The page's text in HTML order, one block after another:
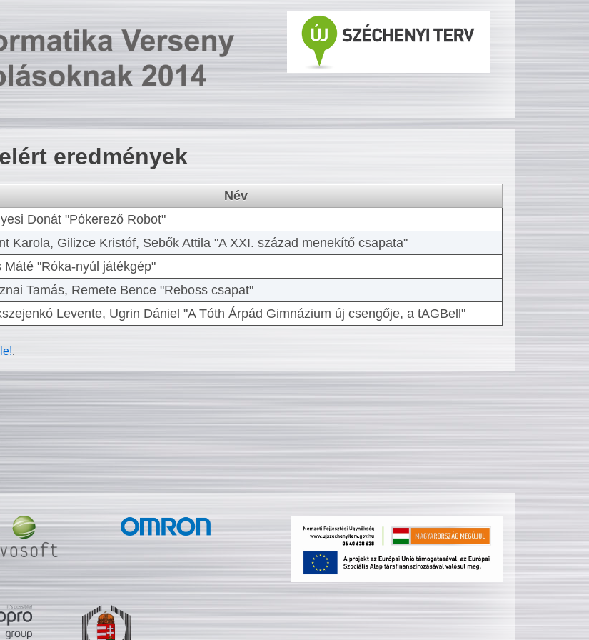
eredmények
Név
Donát "Pókerező Robot"
Karola, Gilizce Kristóf, Sebők Attila "A XXI. század menekítő csapata"
Máté "Róka-nyúl játékgép"
Tamás, Remete Bence "Reboss csapat"
Levente, Ugrin Dániel "A Tóth Árpád Gimnázium új csengője, a tAGBell"
.